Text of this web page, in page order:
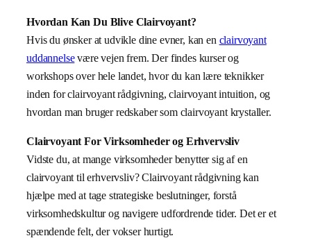
Hvordan Kan Du Blive Clairvoyant?
Hvis du ønsker at udvikle dine evner, kan en clairvoyant
uddannelsevære vejen frem. Der findes kurser og
workshops over hele landet, hvor du kan lære teknikker
inden for clairvoyant rådgivning, clairvoyant intuition, og
hvordan man bruger redskaber som clairvoyant krystaller.
Clairvoyant For Virksomheder og Erhvervsliv
Vidste du, at mange virksomheder benytter sig af en
clairvoyant til erhvervsliv? Clairvoyant rådgivning kan
hjælpe med at tage strategiske beslutninger, forstå
virksomhedskultur og navigere udfordrende tider. Det er et
spændende felt, der vokser hurtigt.